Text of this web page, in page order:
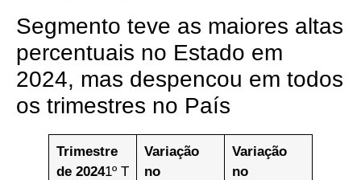
Segmento teve as maiores altas
percentuais no Estado em
2024, mas despencou em todos
os trimestres no País
Trimestre
de 20241º T
Variação
no
Variação
no